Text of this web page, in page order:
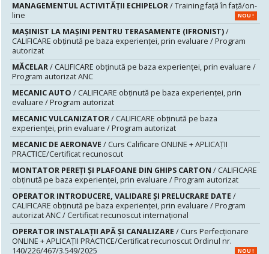
MANAGEMENTUL ACTIVITĂȚII ECHIPELOR/ Training față în față/on-
line
NOU !
MAŞINIST LA MAŞINI PENTRU TERASAMENTE (IFRONIST)/
CALIFICARE obținută pe baza experienței, prin evaluare / Program
autorizat
MĂCELAR/ CALIFICARE obținută pe baza experienței, prin evaluare /
Program autorizat ANC
MECANIC AUTO / CALIFICARE obținută pe baza experienței, prin
evaluare / Program autorizat
MECANIC VULCANIZATOR/ CALIFICARE obținută pe baza
experienței, prin evaluare / Program autorizat
MECANIC DE AERONAVE / Curs Calificare ONLINE + APLICAȚII
PRACTICE/Certificat recunoscut
MONTATOR PEREŢI ŞI PLAFOANE DIN GHIPS CARTON / CALIFICARE
obținută pe baza experienței, prin evaluare / Program autorizat
OPERATOR INTRODUCERE, VALIDARE ȘI PRELUCRARE DATE /
CALIFICARE obținută pe baza experienței, prin evaluare / Program
autorizat ANC / Certificat recunoscut internațional
OPERATOR INSTALAȚII APĂ ȘI CANALIZARE / Curs Perfecționare
ONLINE + APLICAȚII PRACTICE/Certificat recunoscut Ordinul nr.
140/226/467/3.549/2025
NOU !